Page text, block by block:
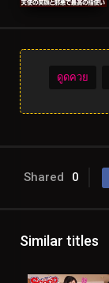
ดูดควย
Shared 0
Similar titles